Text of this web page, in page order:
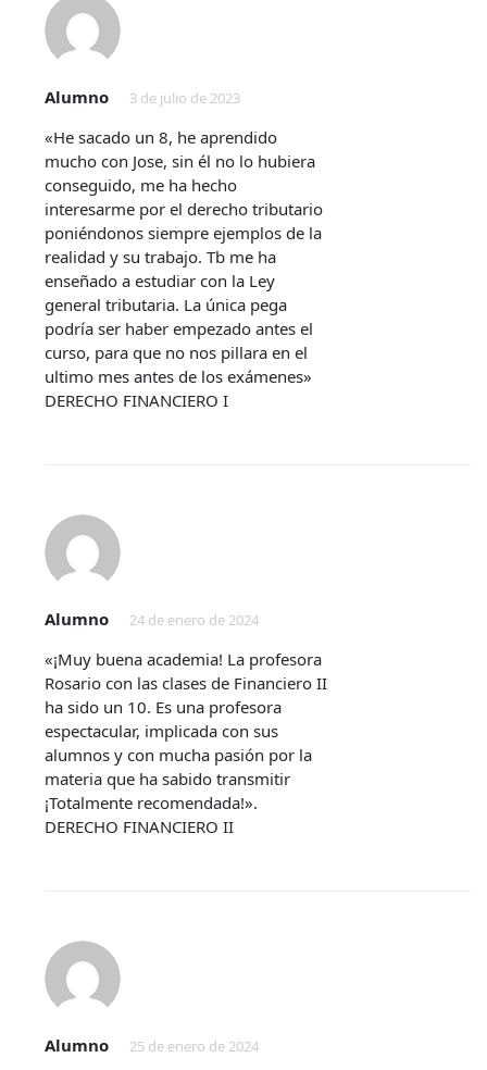
Alumno 3 de julio de 2023
«He sacado un 8, he aprendido
mucho con Jose, sin él no lo hubiera
conseguido, me ha hecho
interesarme por el derecho tributario
poniéndonos siempre ejemplos de la
realidad y su trabajo. Tb me ha
enseñado a estudiar con la Ley
general tributaria. La única pega
podría ser haber empezado antes el
curso, para que no nos pillara en el
ultimo mes antes de los exámenes»
DERECHO FINANCIERO I
Alumno 24 de enero de 2024
«¡Muy buena academia! La profesora
Rosario con las clases de Financiero II
ha sido un 10. Es una profesora
espectacular, implicada con sus
alumnos y con mucha pasión por la
materia que ha sabido transmitir
¡Totalmente recomendada!».
DERECHO FINANCIERO II
Alumno 25 de enero de 2024